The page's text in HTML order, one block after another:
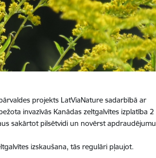
projekts LatViaNature sadarbībā ar
invazīvās Kanādas zeltgalvītes izplatība 2
sakārtot pilsētvidi un novērst apdraudējumu
izskaušana, tās regulāri pļaujot.